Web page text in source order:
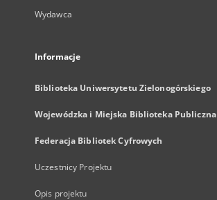
Wydawca
Informacje
Biblioteka Uniwersytetu Zielonogórskiego
Wojewódzka i Miejska Biblioteka Publiczna
Federacja Bibliotek Cyfrowych
Uczestnicy Projektu
Opis projektu